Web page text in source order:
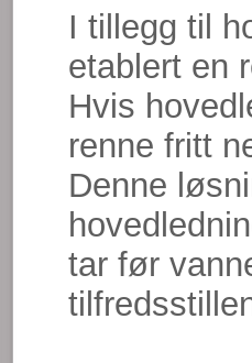
I tillegg til
etablert en
Hvis
renne fritt
Denne
tar før